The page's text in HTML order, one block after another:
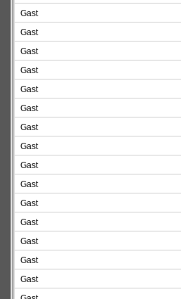
Gast
Gast
Gast
Gast
Gast
Gast
Gast
Gast
Gast
Gast
Gast
Gast
Gast
Gast
Gast